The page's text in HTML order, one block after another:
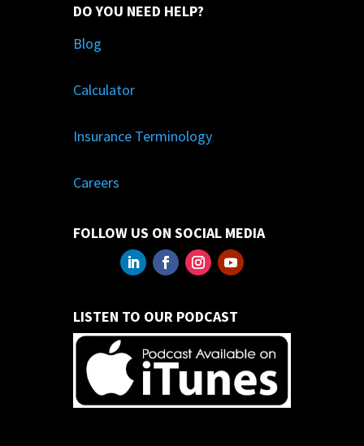
DO YOU NEED HELP?
Blog
Calculator
Insurance Terminology
Careers
FOLLOW US ON SOCIAL MEDIA
LISTEN TO OUR PODCAST